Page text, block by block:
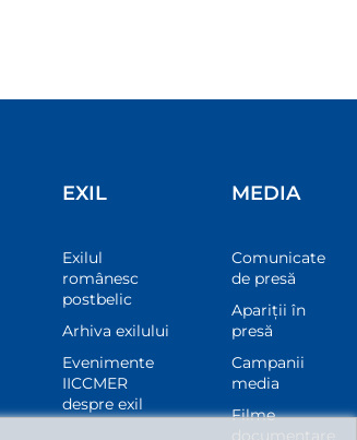
EXIL
Exilul
românesc
postbelic
Arhiva exilului
Evenimente
IICCMER
despre exil
MEDIA
Comunicate
de presă
Apariții în
presă
Campanii
media
Filme
documentare